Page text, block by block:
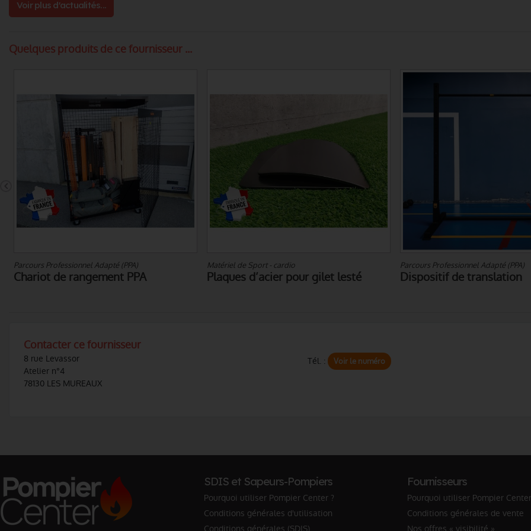
Voir plus d'actualités...
Quelques produits de ce fournisseur ...
Parcours Professionnel Adapté (PPA)
Chariot de rangement PPA
Matériel de Sport - cardio
Plaques d’acier pour gilet lesté
Parcours Professionnel Adapté (PPA)
Dispositif de translation
Contacter ce fournisseur
8 rue Levassor
Atelier n°4
78130 LES MUREAUX
Tél. : Voir le numéro
SDIS et Sapeurs-Pompiers
Pourquoi utiliser Pompier Center ?
Conditions générales d'utilisation
Fournisseurs
Pourquoi utiliser Pompier
Conditions générales de vente